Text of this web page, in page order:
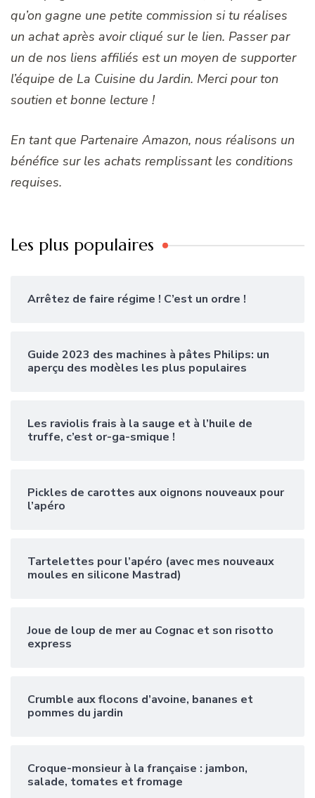
qu’on gagne une petite commission si tu réalises
un achat après avoir cliqué sur le lien. Passer par
un de nos liens affiliés est un moyen de supporter
l’équipe de La Cuisine du Jardin. Merci pour ton
soutien et bonne lecture !
En tant que Partenaire Amazon, nous réalisons un
bénéfice sur les achats remplissant les conditions
requises.
Les plus populaires
Arrêtez de faire régime ! C’est un ordre !
Guide 2023 des machines à pâtes Philips: un
aperçu des modèles les plus populaires
Les raviolis frais à la sauge et à l’huile de
truffe, c’est or-ga-smique !
Pickles de carottes aux oignons nouveaux pour
l’apéro
Tartelettes pour l’apéro (avec mes nouveaux
moules en silicone Mastrad)
Joue de loup de mer au Cognac et son risotto
express
Crumble aux flocons d’avoine, bananes et
pommes du jardin
Croque-monsieur à la française : jambon,
salade, tomates et fromage